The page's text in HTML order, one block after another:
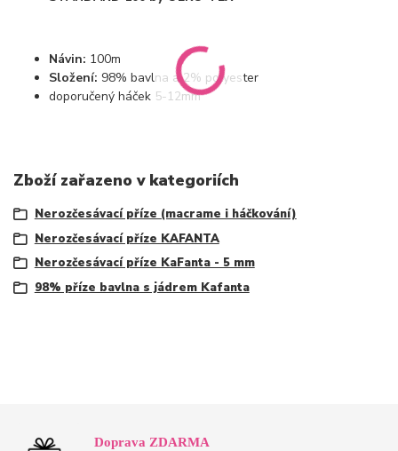
Návin: 100m
Složení: 98% bavlna a 2% polyester
doporučený háček 5-12mm
Zboží zařazeno v kategoriích
Nerozčesávací příze (macrame i háčkování)
Nerozčesávací příze KAFANTA
Nerozčesávací příze KaFanta - 5 mm
98% příze bavlna s jádrem Kafanta
Doprava ZDARMA